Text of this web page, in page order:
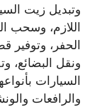
وتبديل زيت
اللازم، وسحب
الحفر، وتوفير
ونقل البضائع،
السيارات
والرافعات